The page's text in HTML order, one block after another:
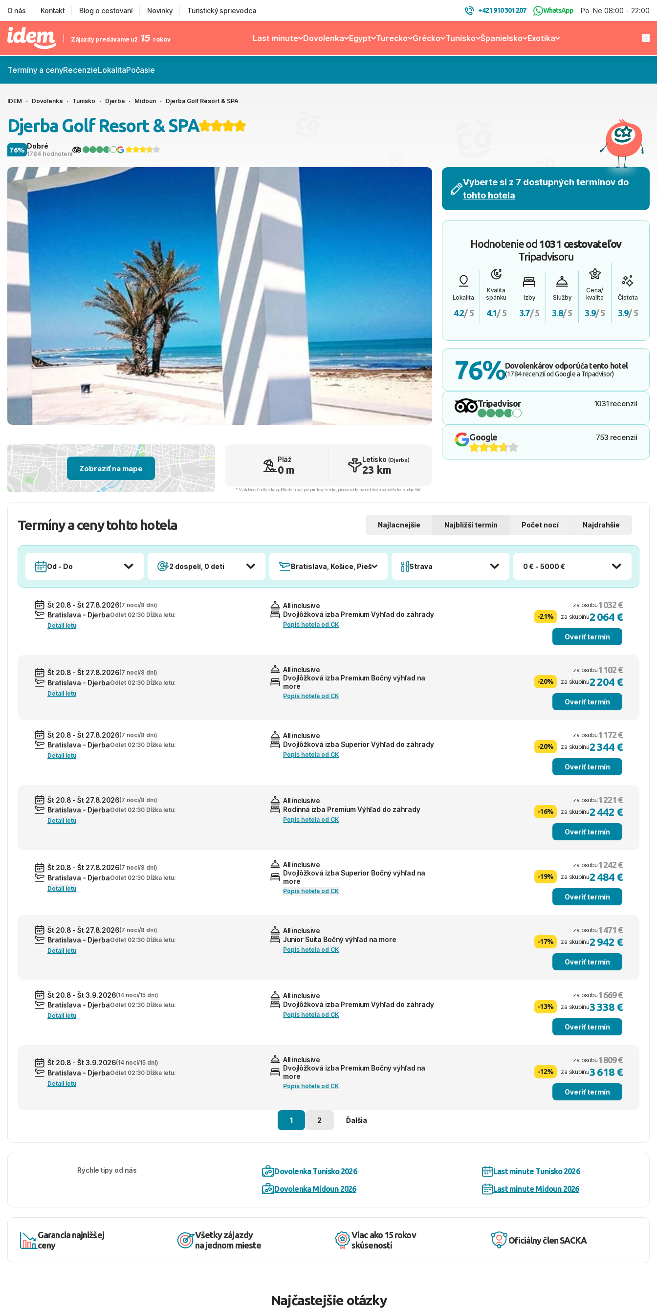
O nás Kontakt Blog o cestovaní Novinky Turistický sprievodca +421 910 301 207 WhatsApp Po-Ne 08:00 - 22:00
Zájazdy predávame už 15 rokov Last minute Dovolenka Egypt Turecko Grécko Tunisko Španielsko Exotika
Termíny a cenyRecenzieLokalitaPočasie
IDEM Dovolenka Tunisko Djerba Midoun Djerba Golf Resort & SPA
Djerba Golf Resort & SPA
Dobré
1784 hodnotení
76%
Vyberte si z 7 dostupných termínov do
tohto hotela
Hodnotenie od 1031 cestovateľov
Tripadvisoru
Lokalita
4.2/ 5
Kvalita
spánku
4.1/ 5
Izby
3.7/ 5
Služby
3.8/ 5
Cena/
kvalita
3.9/ 5
Čistota
3.9/ 5
76%Dovolenkárov odporúča tento hotel
(1784 recenzií od Google a Tripadvisor)
Tripadvisor 1031 recenzií
Google 753 recenzií
Zobraziť na mape
Pláž
0 m
Letisko(Djerba)
23 km
* Vzdialenosť od letiska aj dľžka letu platí pre príletové letisko, pri inom odletovom letisku sa môžu tieto údaje líšiť.
Termíny a ceny tohto hotela Najlacnejšie Najbližší termín Počet nocí Najdrahšie
Od - Do 2 dospelí, 0 deti Bratislava, Košice, Piešťany, PopradStrava 0 € - 5000 €
Št 20.8 - Št 27.8.2026(7 nocí/8 dní)
Bratislava - DjerbaOdlet 02:30 Dĺžka letu:
Detail letu
All inclusive
Dvojlôžková izba Premium Výhľad do záhrady
Popis hotela od CK
za osobu 1 032 €
-21% za skupinu2 064 €
Overiť termín
Št 20.8 - Št 27.8.2026(7 nocí/8 dní)
Bratislava - DjerbaOdlet 02:30 Dĺžka letu:
Detail letu
All inclusive
Dvojlôžková izba Premium Bočný výhľad na
more
Popis hotela od CK
za osobu 1 102 €
-20% za skupinu2 204 €
Overiť termín
Št 20.8 - Št 27.8.2026(7 nocí/8 dní)
Bratislava - DjerbaOdlet 02:30 Dĺžka letu:
Detail letu
All inclusive
Dvojlôžková izba Superior Výhľad do záhrady
Popis hotela od CK
za osobu 1 172 €
-20% za skupinu2 344 €
Overiť termín
Št 20.8 - Št 27.8.2026(7 nocí/8 dní)
Bratislava - DjerbaOdlet 02:30 Dĺžka letu:
Detail letu
All inclusive
Rodinná izba Premium Výhľad do záhrady
Popis hotela od CK
za osobu 1 221 €
-16% za skupinu2 442 €
Overiť termín
Št 20.8 - Št 27.8.2026(7 nocí/8 dní)
Bratislava - DjerbaOdlet 02:30 Dĺžka letu:
Detail letu
All inclusive
Dvojlôžková izba Superior Bočný výhľad na
more
Popis hotela od CK
za osobu 1 242 €
-19% za skupinu2 484 €
Overiť termín
Št 20.8 - Št 27.8.2026(7 nocí/8 dní)
Bratislava - DjerbaOdlet 02:30 Dĺžka letu:
Detail letu
All inclusive
Junior Suita Bočný výhľad na more
Popis hotela od CK
za osobu 1 471 €
-17% za skupinu2 942 €
Overiť termín
Št 20.8 - Št 3.9.2026(14 nocí/15 dní)
Bratislava - DjerbaOdlet 02:30 Dĺžka letu:
Detail letu
All inclusive
Dvojlôžková izba Premium Výhľad do záhrady
Popis hotela od CK
za osobu 1 669 €
-13% za skupinu3 338 €
Overiť termín
Št 20.8 - Št 3.9.2026(14 nocí/15 dní)
Bratislava - DjerbaOdlet 02:30 Dĺžka letu:
Detail letu
All inclusive
Dvojlôžková izba Premium Bočný výhľad na
more
Popis hotela od CK
za osobu 1 809 €
-12% za skupinu3 618 €
Overiť termín
1 2 Ďalšia
Rýchle tipy od nás Dovolenka Tunisko 2026
Last minute Tunisko 2026
Dovolenka Midoun 2026
Last minute Midoun 2026
Garancia najnižšej
ceny
Všetky zájazdy
na jednom mieste
Viac ako 15 rokov
skúseností
Oficiálny člen SACKA
Najčastejšie otázky